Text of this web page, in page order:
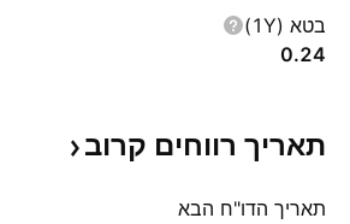
בטא (1Y)
0.24
תאריך רווחים קרוב
תאריך הדו"ח הבא